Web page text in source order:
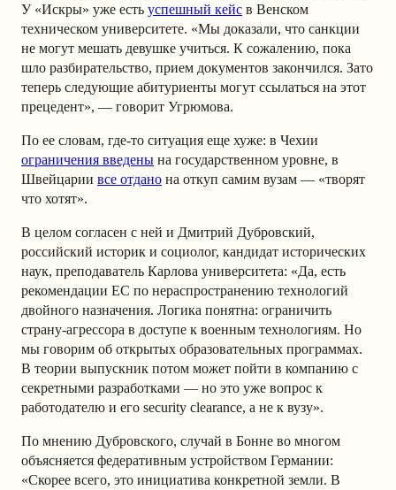
У «Искры» уже есть успешный кейс в Венском
техническом университете. «Мы доказали, что санкции
не могут мешать девушке учиться. К сожалению, пока
шло разбирательство, прием документов закончился. Зато
теперь следующие абитуриенты могут ссылаться на этот
прецедент», — говорит Угрюмова.
По ее словам, где-то ситуация еще хуже: в Чехии
ограничения введены на государственном уровне, в
Швейцарии все отдано на откуп самим вузам — «творят
что хотят».
В целом согласен с ней и Дмитрий Дубровский,
российский историк и социолог, кандидат исторических
наук, преподаватель Карлова университета: «Да, есть
рекомендации ЕС по нераспространению технологий
двойного назначения. Логика понятна: ограничить
страну-агрессора в доступе к военным технологиям. Но
мы говорим об открытых образовательных программах.
В теории выпускник потом может пойти в компанию с
секретными разработками — но это уже вопрос к
работодателю и его security clearance, а не к вузу».
По мнению Дубровского, случай в Бонне во многом
объясняется федеративным устройством Германии:
«Скорее всего, это инициатива конкретной земли. В